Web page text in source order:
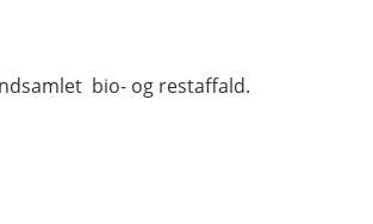
bio- og restaffald.